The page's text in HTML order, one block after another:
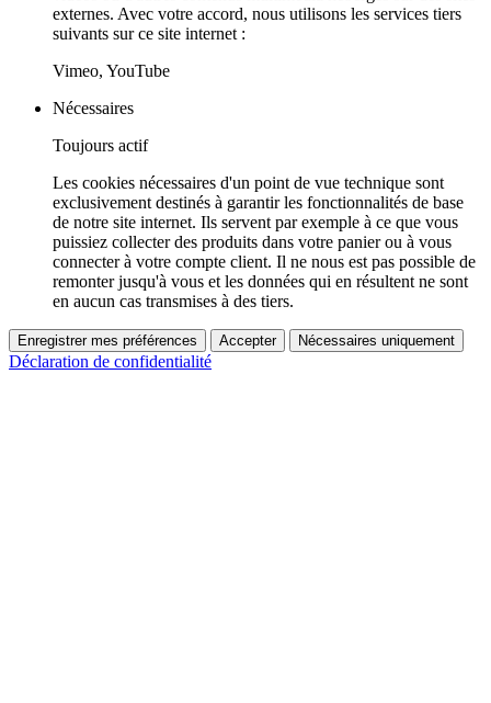
externes. Avec votre accord, nous utilisons les services tiers
suivants sur ce site internet :
Vimeo, YouTube
Nécessaires
Toujours actif
Les cookies nécessaires d'un point de vue technique sont
exclusivement destinés à garantir les fonctionnalités de base
de notre site internet. Ils servent par exemple à ce que vous
puissiez collecter des produits dans votre panier ou à vous
connecter à votre compte client. Il ne nous est pas possible de
remonter jusqu'à vous et les données qui en résultent ne sont
en aucun cas transmises à des tiers.
Enregistrer mes préférences Accepter Nécessaires uniquement
Déclaration de confidentialité